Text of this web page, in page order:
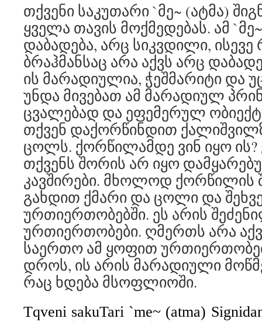
თქვენი საკუთარი `მე~ (ატმა)
ყველა თავის მოქმედებას. ამ
დაბადება, არც სიკვდილი,
ბრაჰმანსაც არა აქვს არც
ის მარადიულია, ჭეშმარიტი და
უნდა მივებათ ამ მარადიულ
ცვალებად და ეფემერულ
თქვენ დაქორწინდით
ცოლს. ქორწილამდე ვინ იყო ის?
თქვენს შორის არ იყო
კავშირები. მხოლოდ ქორწილის
გახდით ქმარი და ცოლი და
ურთიერთობებში. ეს არის
ურთიერთობები. ღმერთს არა
საერთო ამ ყოფით
დროს, ის არის მარადიული
რაც ხდება მსოფლიოში.
Tqveni sakuTari `me~ (atma)